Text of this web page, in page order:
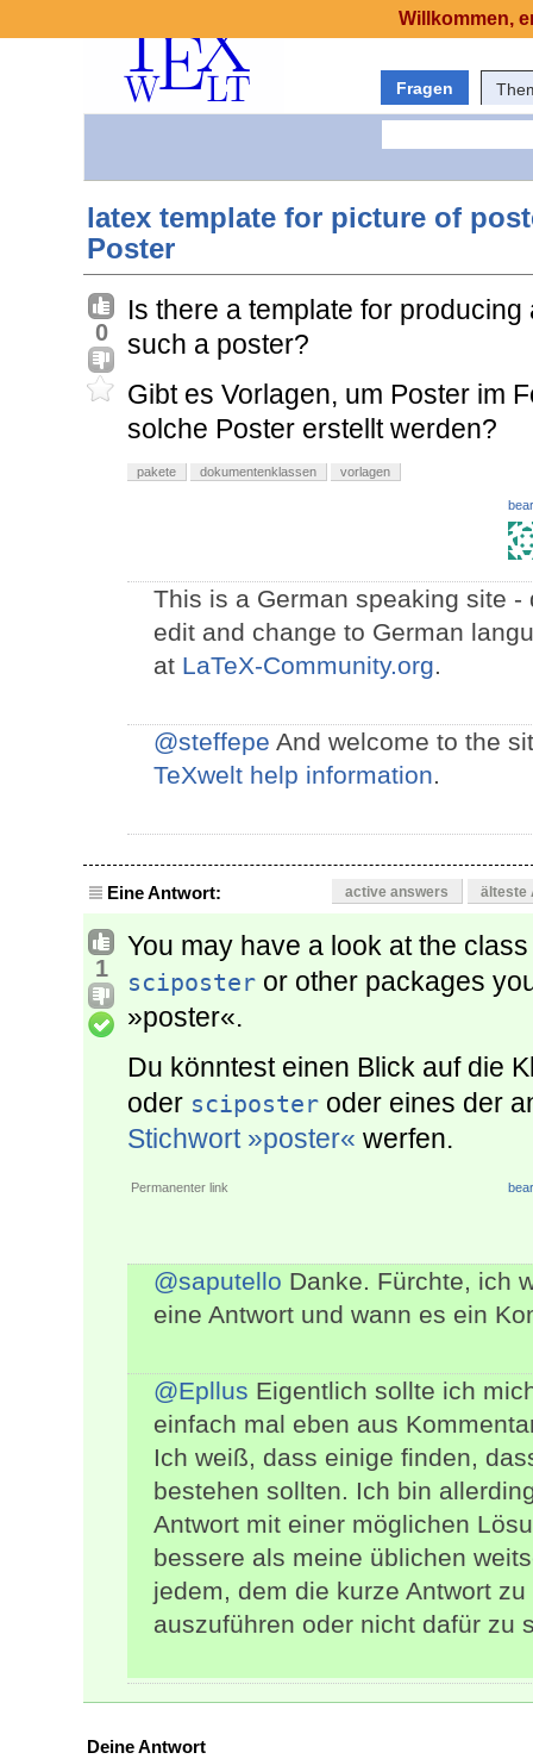
Fragen
latex template for picture of
Poster
0
Is there a template for
such a poster?
Gibt es Vorlagen, um Poster im
solche Poster erstellt werden?
pakete dokumentenklassen vorlagen
This is a German speaking site
edit and change to German
at LaTeX-Community.org.
@steffepe And welcome to the
TeXwelt help information.
Eine Antwort: active answers älteste
1
You may have a look at the
sciposter or other packages
»poster«.
Du könntest einen Blick auf die
oder sciposter oder eines der
Stichwort »poster« werfen.
Permanenter link
@saputello Danke. Fürchte, ich
eine Antwort und wann es ein
@Epllus Eigentlich sollte ich
einfach mal eben aus
Ich weiß, dass einige finden,
bestehen sollten. Ich bin
Antwort mit einer möglichen
bessere als meine üblichen
jedem, dem die kurze Antwort
auszuführen oder nicht dafür zu
Deine Antwort
Willkommen,